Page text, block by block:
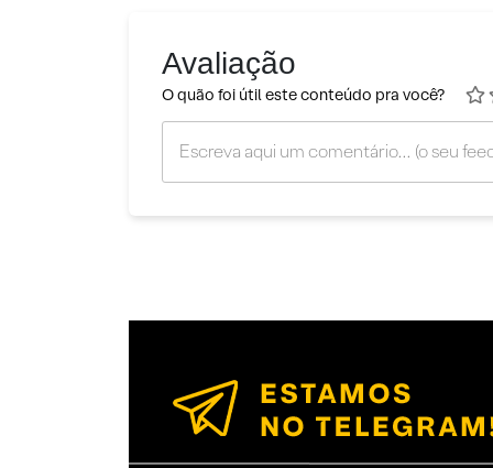
Avaliação
O quão foi útil este conteúdo pra você?